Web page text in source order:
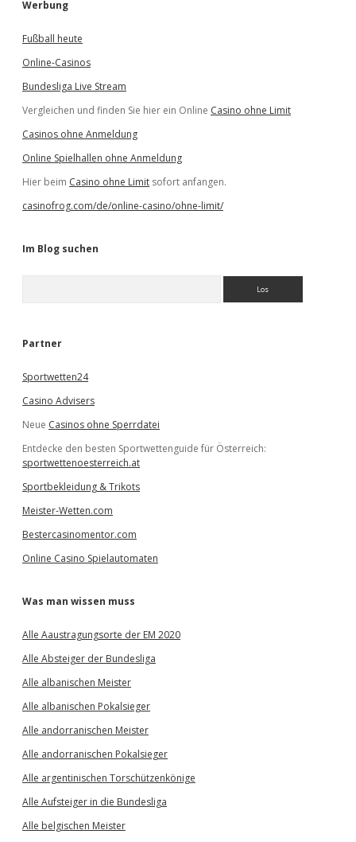
Werbung
Fußball heute
Online-Casinos
Bundesliga Live Stream
Vergleichen und finden Sie hier ein Online Casino ohne Limit
Casinos ohne Anmeldung
Online Spielhallen ohne Anmeldung
Hier beim Casino ohne Limit sofort anfangen.
casinofrog.com/de/online-casino/ohne-limit/
Im Blog suchen
e
Partner
Sportwetten24
Casino Advisers
Neue Casinos ohne Sperrdatei
Entdecke den besten Sportwettenguide für Österreich:
sportwettenoesterreich.at
Sportbekleidung & Trikots
Meister-Wetten.com
Bestercasinomentor.com
Online Casino Spielautomaten
Was man wissen muss
Alle Aaustragungsorte der EM 2020
Alle Absteiger der Bundesliga
Alle albanischen Meister
Alle albanischen Pokalsieger
Alle andorranischen Meister
Alle andorranischen Pokalsieger
Alle argentinischen Torschützenkönige
Alle Aufsteiger in die Bundesliga
Alle belgischen Meister